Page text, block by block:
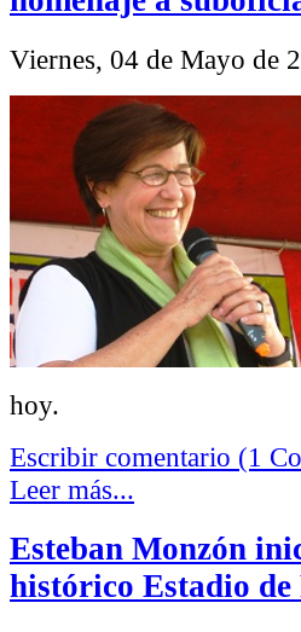
Viernes, 04 de Mayo de
hoy.
Escribir comentario (1
Leer más...
Esteban Monzón
histórico Estadio de